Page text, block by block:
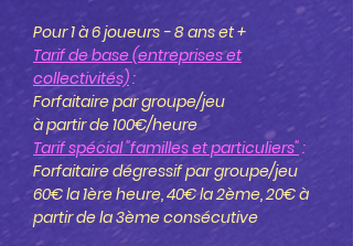
Pour 1 à 6 joueurs - 8 ans et +
Tarif de base (entreprises et
collectivités):
Forfaitaire par groupe/jeu
à partir de 100€/heure
Tarif spécial "familles et particuliers":
Forfaitaire dégressif par groupe/jeu
60€la 1ère heure,40€ la 2ème,20€ à
partir de la 3ème consécutive